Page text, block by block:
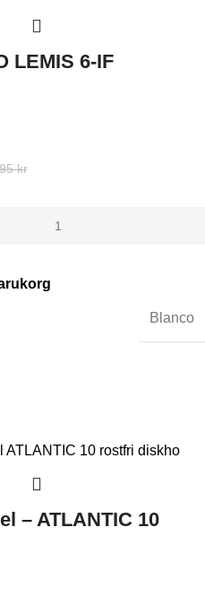
LEMIS 6-IF
kr
Blanco
– ATLANTIC 10